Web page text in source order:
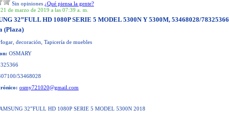
Sin opiniones ¿Qué piensa la gente?
de marzo de 2019 a las 07:39 a. m.
32”FULL HD 1080P SERIE 5 MODEL 5300N Y 5300M, 53468028/78325366
(Plaza)
decoración, Tapicería de muebles
OSMARY
53468028
osmy721020@gmail.com
32”FULL HD 1080P SERIE 5 MODEL 5300N 2018